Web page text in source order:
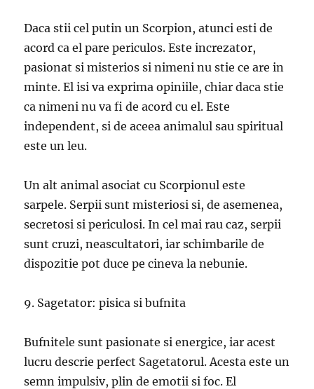
Daca stii cel putin un Scorpion, atunci esti de
acord ca el pare periculos. Este increzator,
pasionat si misterios si nimeni nu stie ce are in
minte. El isi va exprima opiniile, chiar daca stie
ca nimeni nu va fi de acord cu el. Este
independent, si de aceea animalul sau spiritual
este un leu.
Un alt animal asociat cu Scorpionul este
sarpele. Serpii sunt misteriosi si, de asemenea,
secretosi si periculosi. In cel mai rau caz, serpii
sunt cruzi, neascultatori, iar schimbarile de
dispozitie pot duce pe cineva la nebunie.
9. Sagetator: pisica si bufnita
Bufnitele sunt pasionate si energice, iar acest
lucru descrie perfect Sagetatorul. Acesta este un
semn impulsiv, plin de emotii si foc. El